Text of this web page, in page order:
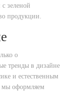
зеленой
продукции.
о
тренды в дизайне
и естественным
мы оформляем